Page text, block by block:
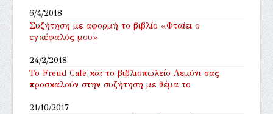
6/4/2018
Συζήτηση με αφορμή το βιβλίο «Φταίει ο
εγκέφαλός μου»
24/2/2018
Tο Freud Café και το βιβλιοπωλείο Λεμόνι σας
προσκαλούν στην συζήτηση με θέμα το
21/10/2017